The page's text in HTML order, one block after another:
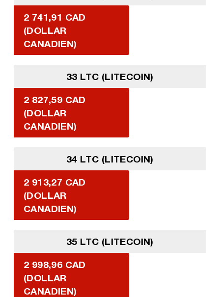
2 741,91 CAD
(DOLLAR
CANADIEN)
33 LTC (LITECOIN)
2 827,59 CAD
(DOLLAR
CANADIEN)
34 LTC (LITECOIN)
2 913,27 CAD
(DOLLAR
CANADIEN)
35 LTC (LITECOIN)
2 998,96 CAD
(DOLLAR
CANADIEN)